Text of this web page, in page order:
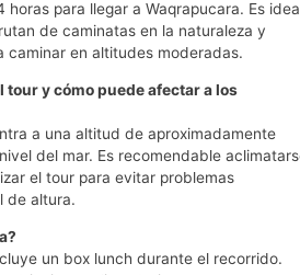
para llegar a Waqrapucara. Es
de caminatas en la naturaleza y
caminar en altitudes moderadas.
tour y cómo puede afectar a los
a una altitud de aproximadamente
del mar. Es recomendable
el tour para evitar problemas
de altura.
un box lunch durante el recorrido.